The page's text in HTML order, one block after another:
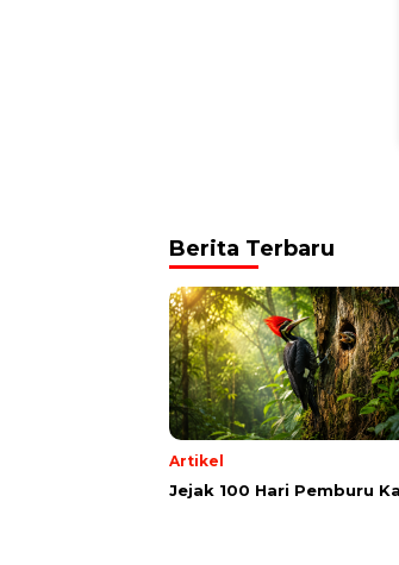
Berita Terbaru
Artikel
Jejak 100 Hari Pemburu